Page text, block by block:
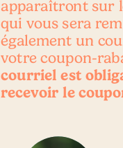
apparaîtront sur
qui vous sera
également un
votre coupon-
courriel est
recevoir le